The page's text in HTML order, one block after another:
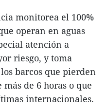
monitorea el 100%
operan en aguas
atención a
riesgo, y toma
barcos que pierden
de 6 horas o que
internacionales.